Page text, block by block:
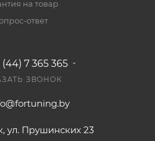
на товар
ответ
(44) 7 365 365
ЗВОНОК
ул. Прушинских 23